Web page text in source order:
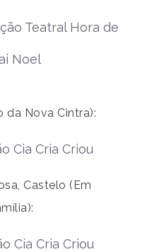
Teatral Hora de
Noel
da Nova Cintra):
Cia Cria Criou
Castelo (Em
Cia Cria Criou